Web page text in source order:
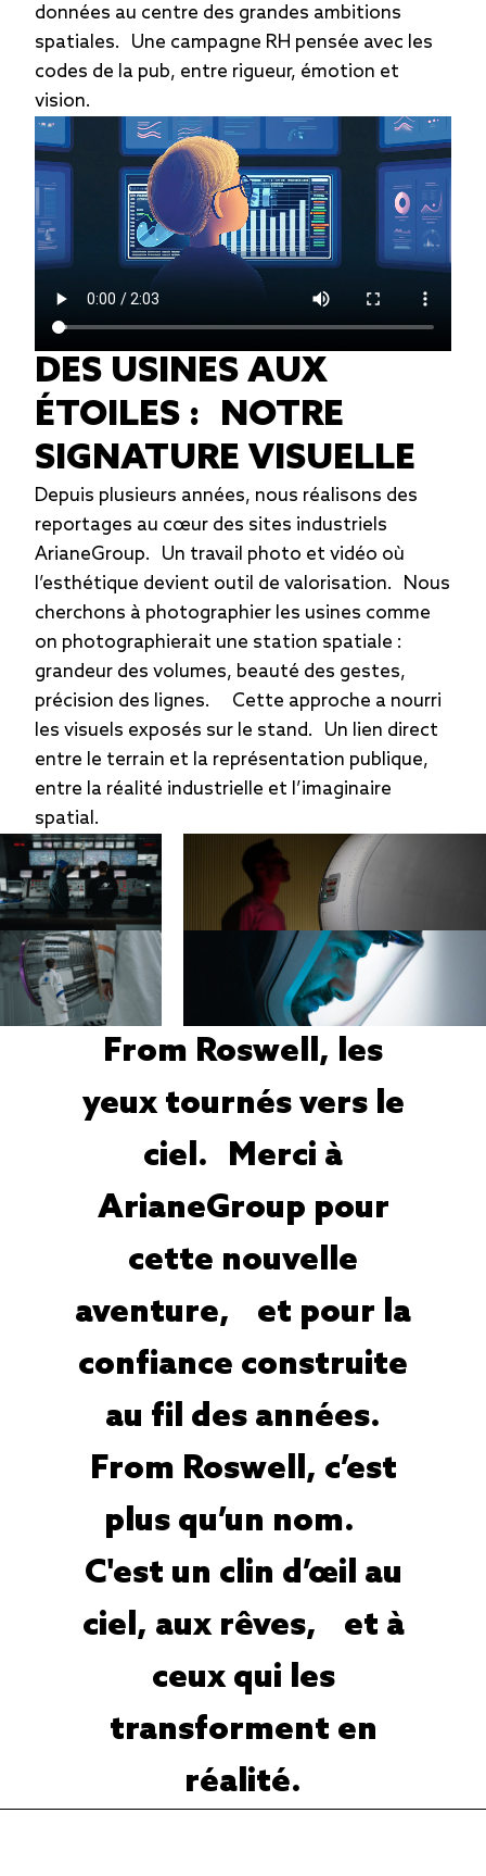
données au centre des grandes ambitions
spatiales. Une campagne RH pensée avec les
codes de la pub, entre rigueur, émotion et
vision.
DES USINES AUX
ÉTOILES : NOTRE
SIGNATURE VISUELLE
Depuis plusieurs années, nous réalisons des
reportages au cœur des sites industriels
ArianeGroup. Un travail photo et vidéo où
l’esthétique devient outil de valorisation. Nous
cherchons à photographier les usines comme
on photographierait une station spatiale :
grandeur des volumes, beauté des gestes,
précision des lignes. Cette approche a nourri
les visuels exposés sur le stand. Un lien direct
entre le terrain et la représentation publique,
entre la réalité industrielle et l’imaginaire
spatial.
From Roswell, les
yeux tournés vers le
ciel. Merci à
ArianeGroup pour
cette nouvelle
aventure, et pour la
confiance construite
au fil des années.
From Roswell, c’est
plus qu’un nom.
C'est un clin d’œil au
ciel, aux rêves, et à
ceux qui les
transforment en
réalité.